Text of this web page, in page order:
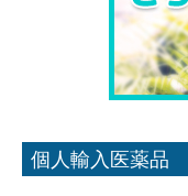
個人輸入医薬品